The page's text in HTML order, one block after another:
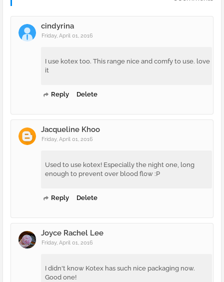
cindyrina
Friday, April 01, 2016
I use kotex too. This range nice and comfy to use. love
it
Reply Delete
Jacqueline Khoo
Friday, April 01, 2016
Used to use kotex! Especially the night one, long
enough to prevent over blood flow :P
Reply Delete
Joyce Rachel Lee
Friday, April 01, 2016
I didn't know Kotex has such nice packaging now.
Good one!